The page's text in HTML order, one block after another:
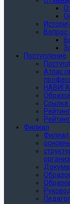
Поступление
Атлас
Ссылка
Филиал
Филиал